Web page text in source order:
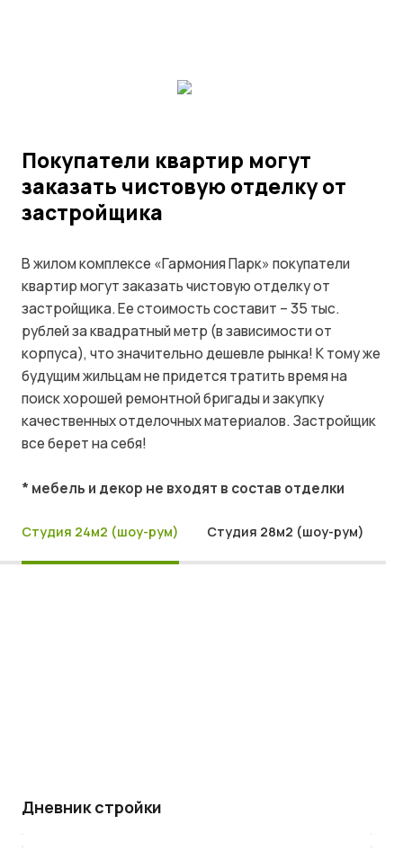
Покупатели квартир могут
заказать чистовую отделку от
застройщика
В жилом комплексе «Гармония Парк» покупатели
квартир могут заказать чистовую отделку от
застройщика. Ее стоимость составит – 35 тыс.
рублей за квадратный метр (в зависимости от
корпуса), что значительно дешевле рынка! К тому же
будущим жильцам не придется тратить время на
поиск хорошей ремонтной бригады и закупку
качественных отделочных материалов. Застройщик
все берет на себя!
* мебель и декор не входят в состав отделки
Студия 24м2 (шоу-рум) Студия 28м2 (шоу-рум)
Дневник стройки